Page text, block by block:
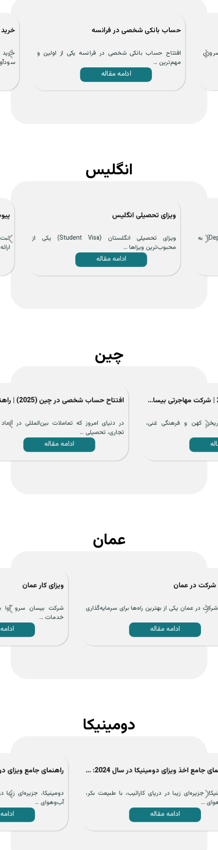
حساب بانکی شخصی در فرانسه
افتتاح حساب بانکی شخصی در فرانسه یکی از اولین و
مهم‌ترین ...
ادامه مقاله
انگلیس
ویزای همراه تحصیلی انگلستان (Dependent Visa) به
ویزای تحصیلی انگلیس
ویزای تحصیلی انگلستان (Student Visa) یکی از
محبوب‌ترین ویزاها ...
ادامه مقاله
چین
ویزای توریستی چین 2025 | شرکت مهاجرتی بیسان سرو آوا افتتاح حساب شخصی در چین (2025) | راهنمای گام به گام ...
در دنیای امروز که تعاملات بین‌المللی در ابعاد مختلف
اقامت چین
چه
عمان
ویزای کار عمان
شرکت بیسان سرو آوا با سال‌ها تجربه در زمینه ارائه
ادامه مقاله
دومینیکا
راهنمای جامع اخذ ویزای دومینیکا در سال 2024: شرایط، مدارک ...
بکر،
راهنمای جامع ویزای دومینیکا 2024: شرایط، مدارک و مزایای مهاجرت ...
دومینیکا، جزیره‌ای زیبا در دریای کارائیب، با طبیعت بکر،
ادامه مقاله
اخذ